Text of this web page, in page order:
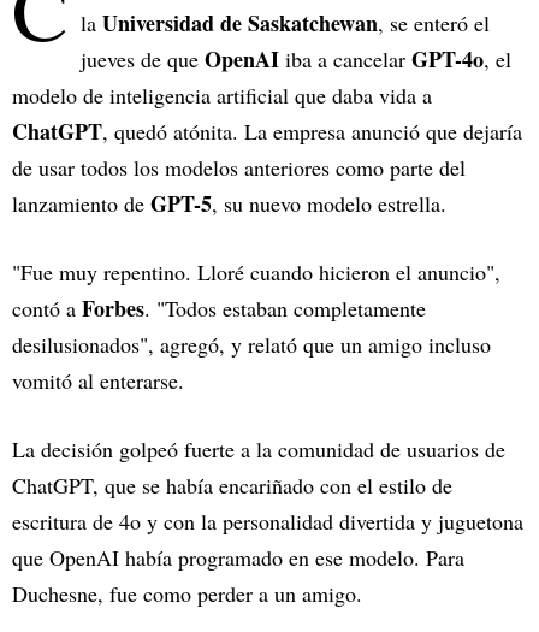
la Universidad de Saskatchewan, se enteró el
jueves de que OpenAI iba a cancelar GPT-4o, el
modelo de inteligencia artificial que daba vida a
ChatGPT, quedó atónita. La empresa anunció que dejaría
de usar todos los modelos anteriores como parte del
lanzamiento de GPT-5, su nuevo modelo estrella.
"Fue muy repentino. Lloré cuando hicieron el anuncio",
contó a Forbes. "Todos estaban completamente
desilusionados", agregó, y relató que un amigo incluso
vomitó al enterarse.
La decisión golpeó fuerte a la comunidad de usuarios de
ChatGPT, que se había encariñado con el estilo de
escritura de 4o y con la personalidad divertida y juguetona
que OpenAI había programado en ese modelo. Para
Duchesne, fue como perder a un amigo.